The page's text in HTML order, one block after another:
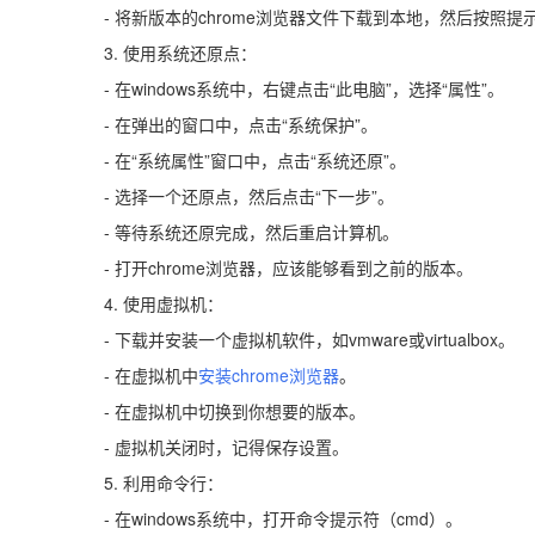
- 将新版本的chrome浏览器文件下载到本地，然后按照提
3. 使用系统还原点：
- 在windows系统中，右键点击“此电脑”，选择“属性”。
- 在弹出的窗口中，点击“系统保护”。
- 在“系统属性”窗口中，点击“系统还原”。
- 选择一个还原点，然后点击“下一步”。
- 等待系统还原完成，然后重启计算机。
- 打开chrome浏览器，应该能够看到之前的版本。
4. 使用虚拟机：
- 下载并安装一个虚拟机软件，如vmware或virtualbox。
- 在虚拟机中安装chrome浏览器。
- 在虚拟机中切换到你想要的版本。
- 虚拟机关闭时，记得保存设置。
5. 利用命令行：
- 在windows系统中，打开命令提示符（cmd）。